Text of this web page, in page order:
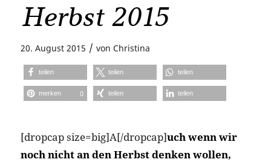
Herbst 2015
20. August 2015 / von Christina
teilen teilen teilen
merken 0 teilen teilen
[dropcap size=big]A[/dropcap]uch wenn wir
noch nicht an den Herbst denken wollen,